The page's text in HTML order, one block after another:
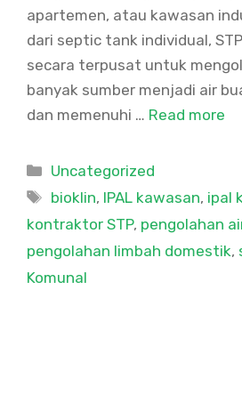
apartemen, atau kawasan
dari septic tank individual,
secara terpusat untuk
banyak sumber menjadi air
dan memenuhi … Read more
Categories
Uncategorized
Tags
bioklin, IPAL kawasan, ipal
kontraktor STP, pengolahan
pengolahan limbah domestik,
Komunal